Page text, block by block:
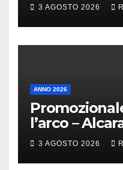
3 AGOSTO 2026
ANNO 2026
l’arco –
3 AGOSTO 2026